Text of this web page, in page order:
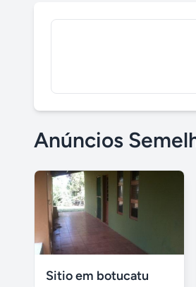
Anúncios
Sitio em botucatu